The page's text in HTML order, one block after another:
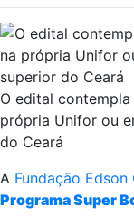
O edital
própria Unifor ou
do Ceará
A Fundação Edson
Programa Super